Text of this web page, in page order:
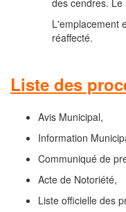
des cendres.
L'emplacement
réaffecté.
Liste des
Avis Municipal,
Information
Communiqué de
Acte de Notoriété,
Liste officielle des